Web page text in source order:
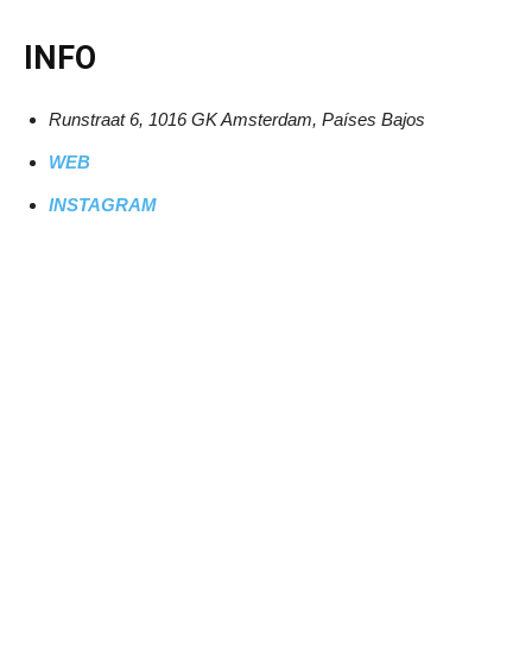
INFO
Runstraat 6, 1016 GK Amsterdam, Países Bajos
WEB
INSTAGRAM